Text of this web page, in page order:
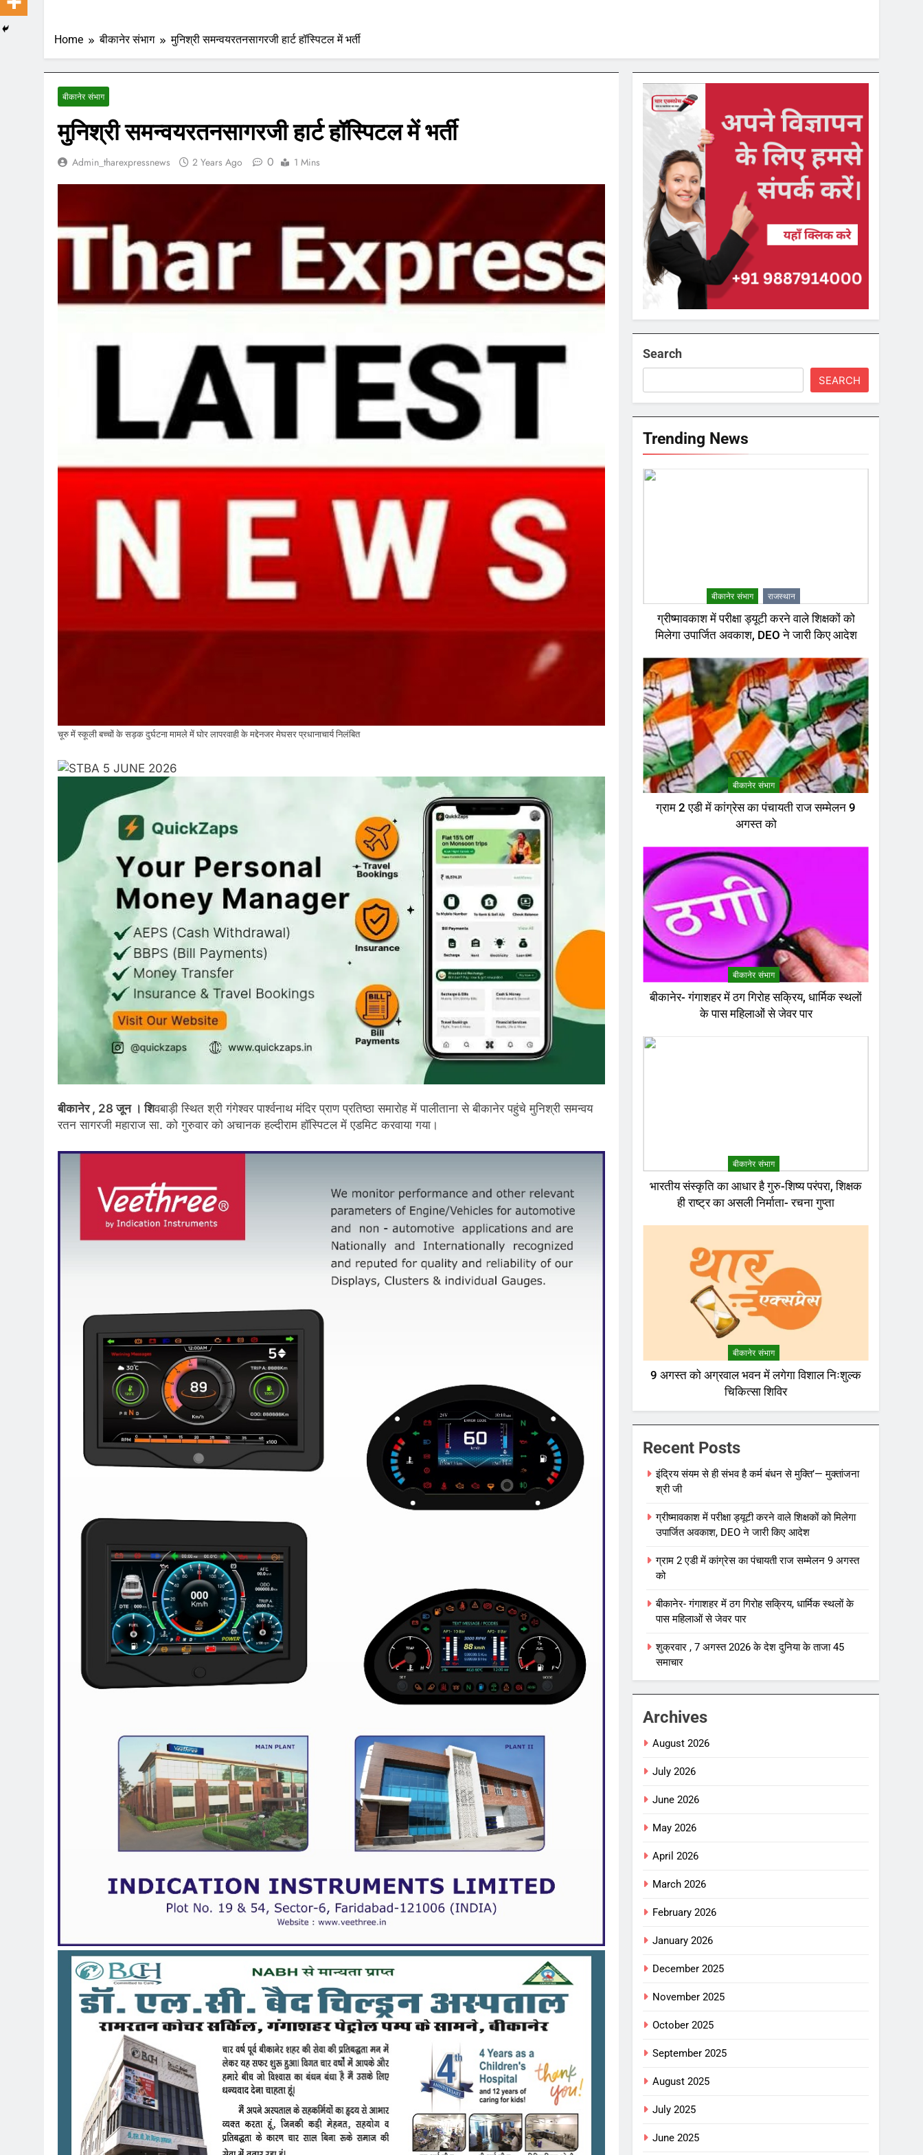
Home बीकानेर संभाग मुनिश्री समन्वयरतनसागरजी हार्ट हॉस्पिटल में भर्ती
बीकानेर संभाग
मुनिश्री समन्वयरतनसागरजी हार्ट हॉस्पिटल में भर्ती
Admin_tharexpressnews 2 Years Ago 0 1 Mins
चूरु में स्कूली बच्चों के सड़क दुर्घटना मामले में घोर लापरवाही के मद्देनजर मेघसर प्रधानाचार्य निलंबित
बीकानेर , 28 जून । शिवबाड़ी स्थित श्री गंगेश्वर पार्श्वनाथ मंदिर प्राण प्रतिष्ठा समारोह में पालीताना से बीकानेर पहुंचे मुनिश्री समन्वय
रतन सागरजी महाराज सा. को गुरुवार को अचानक हल्दीराम हॉस्पिटल में एडमिट करवाया गया।
Search
SEARCH
Trending News
बीकानेर संभाग राजस्थान
ग्रीष्मावकाश में परीक्षा ड्यूटी करने वाले शिक्षकों को
मिलेगा उपार्जित अवकाश, DEO ने जारी किए आदेश
बीकानेर संभाग
ग्राम 2 एडी में कांग्रेस का पंचायती राज सम्मेलन 9
अगस्त को
बीकानेर संभाग
बीकानेर- गंगाशहर में ठग गिरोह सक्रिय, धार्मिक स्थलों
के पास महिलाओं से जेवर पार
बीकानेर संभाग
भारतीय संस्कृति का आधार है गुरु-शिष्य परंपरा, शिक्षक
ही राष्ट्र का असली निर्माता- रचना गुप्ता
बीकानेर संभाग
9 अगस्त को अग्रवाल भवन में लगेगा विशाल निःशुल्क
चिकित्सा शिविर
Recent Posts
इंद्रिय संयम से ही संभव है कर्म बंधन से मुक्ति’— मुक्तांजना
श्री जी
ग्रीष्मावकाश में परीक्षा ड्यूटी करने वाले शिक्षकों को मिलेगा
उपार्जित अवकाश, DEO ने जारी किए आदेश
ग्राम 2 एडी में कांग्रेस का पंचायती राज सम्मेलन 9 अगस्त
को
बीकानेर- गंगाशहर में ठग गिरोह सक्रिय, धार्मिक स्थलों के
पास महिलाओं से जेवर पार
शुक्रवार , 7 अगस्त 2026 के देश दुनिया के ताजा 45
समाचार
Archives
August 2026
July 2026
June 2026
May 2026
April 2026
March 2026
February 2026
January 2026
December 2025
November 2025
October 2025
September 2025
August 2025
July 2025
June 2025